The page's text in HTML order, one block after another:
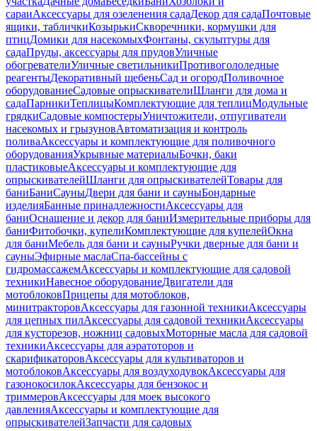
сараиАксессуары для озеленения садаДекор для садаПочтовые
ящики, табличкиКозырькиСкворечники, кормушки для
птицДомики для насекомыхФонтаны, скульптуры для
садаПруды, аксессуары для прудовУличные
обогревателиУличные светильникиПротивогололедные
реагентыДекоративный щебеньСад и огородПоливочное
оборудованиеСадовые опрыскивателиШланги для дома и
садаПарникиТеплицыКомплектующие для теплицМодульные
грядкиСадовые компостерыУничтожители, отпугиватели
насекомых и грызуновАвтоматизация и контроль
поливаАксессуары и комплектующие для поливочного
оборудованияУкрывные материалыБочки, баки
пластиковыеАксессуары и комплектующие для
опрыскивателейШланги для опрыскивателейТовары для
баниБаниСауныДвери для бани и сауныБондарные
изделияБанные принадлежностиАксессуары для
баниОснащение и декор для баниИзмерительные приборы для
баниФитобочки, купелиКомплектующие для купелейОкна
для баниМебель для бани и сауныРучки дверные для бани и
сауныЭфирные маслаСпа-бассейны с
гидромассажемАксессуары и комплектующие для садовой
техникиНавесное оборудованиеДвигатели для
мотоблоковПрицепы для мотоблоков,
минитракторовАксессуары для газонной техникиАксессуары
для цепных пилАксессуары для садовой техникиАксессуары
для кусторезов, ножниц садовыхМоторные масла для садовой
техникиАксессуары для аэратоторов и
скарификаторовАксессуары для культиваторов и
мотоблоковАксессуары для воздуходувокАксессуары для
газонокосилокАксессуары для бензокос и
триммеровАксессуары для моек высокого
давленияАксессуары и комплектующие для
опрыскивателейЗапчасти для садовых